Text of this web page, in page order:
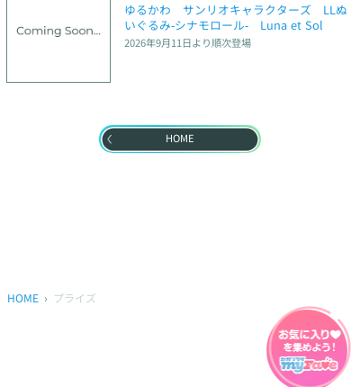
ゆるかわ　サンリオキャラクターズ　LLぬ
いぐるみ‐シナモロール‐　Luna et Sol
2026年9月11日より順次登場
HOME
HOME プライズ